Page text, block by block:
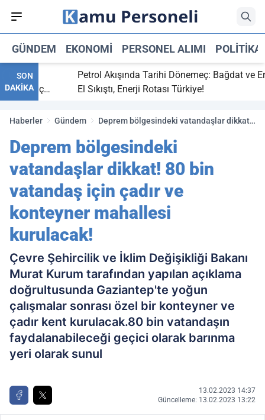
GÜNDEM EKONOMI PERSONEL ALIMI POLITIKA
SON
DAKİKA
bitti,
maç
Petrol Akışında Tarihi Dönemeç: Bağdat ve Erbil
El Sıkıştı, Enerji Rotası Türkiye!
Haberler Gündem
Deprem bölgesindeki vatandaşlar dikkat!
mahallesi kurulacak!
Deprem bölgesindeki
vatandaşlar dikkat! 80 bin
vatandaş için çadır ve
konteyner mahallesi
kurulacak!
Çevre Şehircilik ve İklim Değişikliği Bakanı
Murat Kurum tarafından yapılan açıklama
doğrultusunda Gaziantep'te yoğun
çalışmalar sonrası özel bir konteyner ve
çadır kent kurulacak.80 bin vatandaşın
faydalanabileceği geçici olarak barınma
yeri olarak sunul
13.02.2023 14:37
Güncelleme: 13.02.2023 13:22